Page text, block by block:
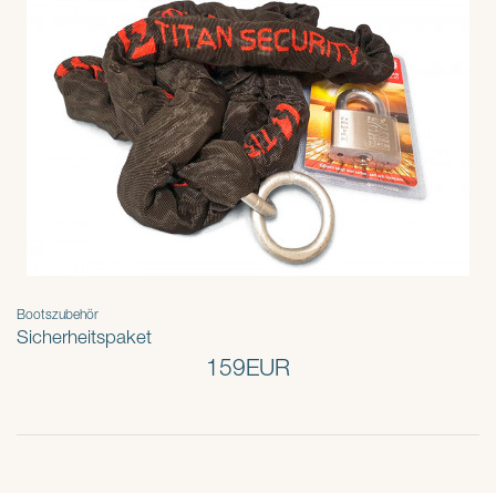
Bootszubehör
Sicherheitspaket
159EUR